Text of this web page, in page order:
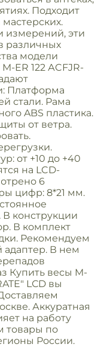
Подходит
измерений, эти
различных
модели
ER 122 АCFJR-
Платформа
стали. Рама
ABS пластика.
от ветра.
от +10 до +40
на LCD-
6
цифр: 8*21 мм.
В конструкции
В комплект
Рекомендуем
адаптер. В нем
Купить весы M-
LСD вы
Аккуратная
на работу
товары по
России.